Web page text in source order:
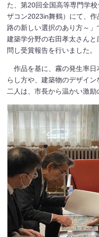
た、第20回全国高等専門学
ザコン2023in舞鶴）にて、
路の新しい選択のあり方～
建築学分野の右田孝太さん
問し受賞報告を行いました。
作品を基に、霧の発生率日
らし方や、建築物のデザイ
二人は、市長から温かい激励